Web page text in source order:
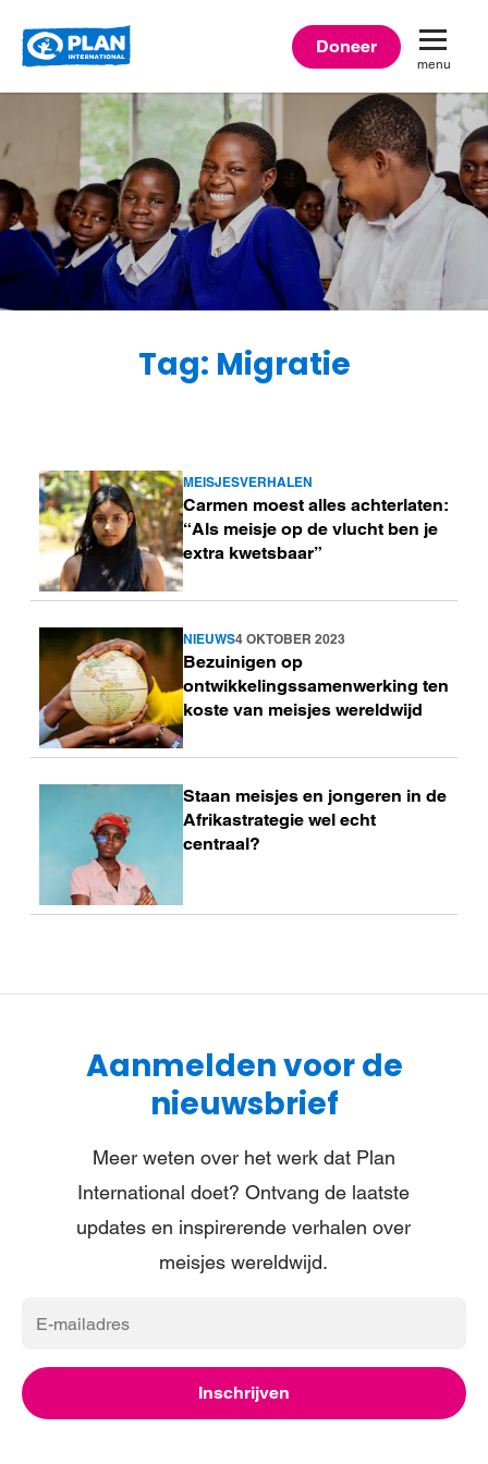
Doneer
menu
Tag: Migratie
MEISJESVERHALEN
Carmen moest alles achterlaten:
“Als meisje op de vlucht ben je
extra kwetsbaar”
Lees
meer
NIEUWS4 OKTOBER 2023
Bezuinigen op
ontwikkelingssamenwerking ten
koste van meisjes wereldwijd
Lees
meer
Staan meisjes en jongeren in de
Afrikastrategie wel echt
centraal?
Aanmelden voor de
nieuwsbrief
Meer weten over het werk dat Plan
International doet? Ontvang de laatste
updates en inspirerende verhalen over
meisjes wereldwijd.
E-
Inschrijven